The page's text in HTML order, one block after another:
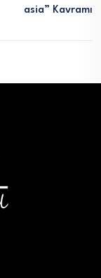
Asia” Kavramı